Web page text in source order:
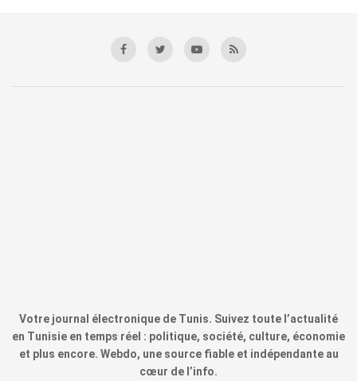
Votre journal électronique de Tunis. Suivez toute l’actualité
en Tunisie en temps réel : politique, société, culture, économie
et plus encore. Webdo, une source fiable et indépendante au
cœur de l’info.